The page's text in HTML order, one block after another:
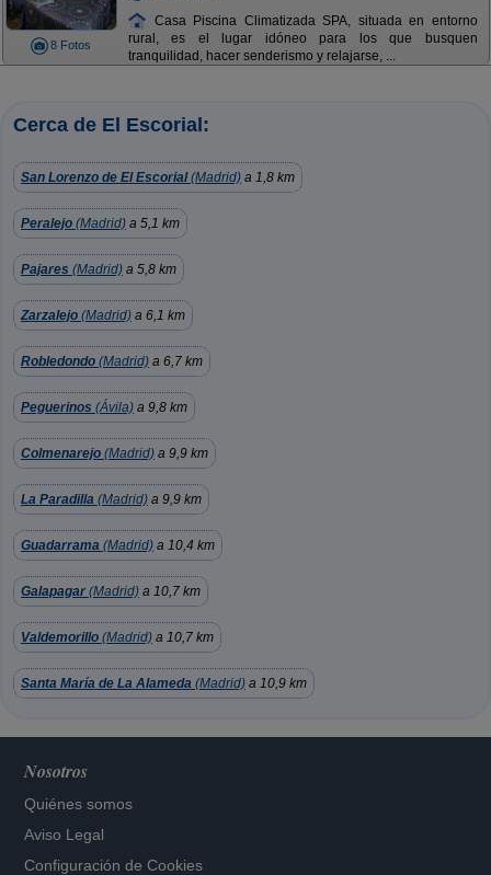
8 Fotos
Casa Piscina Climatizada SPA, situada en entorno
rural, es el lugar idóneo para los que busquen
tranquilidad, hacer senderismo y relajarse, ...
Cerca de El Escorial:
San Lorenzo de El Escorial(Madrid) a 1,8 km
Peralejo (Madrid) a 5,1 km
Pajares (Madrid) a 5,8 km
Zarzalejo (Madrid) a 6,1 km
Robledondo (Madrid) a 6,7 km
Peguerinos (Ávila) a 9,8 km
Colmenarejo (Madrid) a 9,9 km
La Paradilla (Madrid) a 9,9 km
Guadarrama (Madrid) a 10,4 km
Galapagar (Madrid) a 10,7 km
Valdemorillo (Madrid) a 10,7 km
Santa María de La Alameda (Madrid) a 10,9 km
Nosotros
Quiénes somos
Aviso Legal
Configuración de Cookies